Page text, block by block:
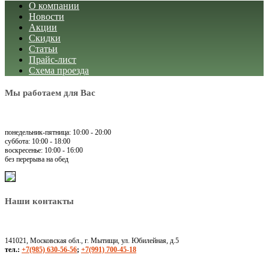
О компании
Новости
Акции
Скидки
Статьи
Прайс-лист
Схема проезда
Мы работаем для Вас
понедельник-пятница: 10:00 - 20:00
суббота: 10:00 - 18:00
воскресенье: 10:00 - 16:00
без перерыва на обед
Наши контакты
141021, Московская обл., г. Мытищи, ул. Юбилейная, д.5
тел.: +7(985) 630-56-56; +7(991) 700-45-18